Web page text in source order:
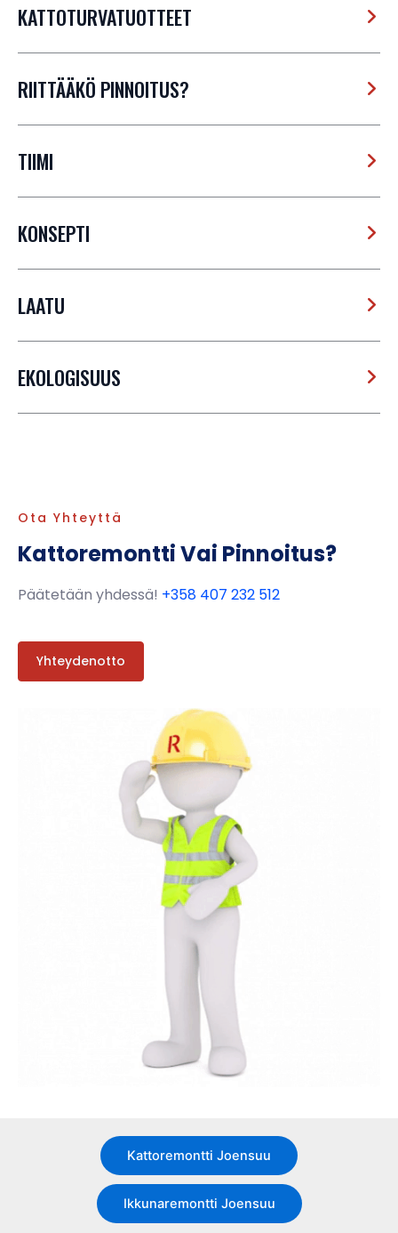
KATTOTURVATUOTTEET
RIITTÄÄKÖ PINNOITUS?
TIIMI
KONSEPTI
LAATU
EKOLOGISUUS
Ota Yhteyttä
Kattoremontti Vai Pinnoitus?
Päätetään yhdessä! +358 407 232 512
Yhteydenotto
Kattoremontti Joensuu
Ikkunaremontti Joensuu